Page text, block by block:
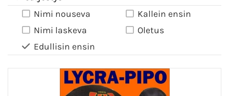
Nimi nouseva
Nimi laskeva
Edullisin ensin
Kallein ensin
Oletus